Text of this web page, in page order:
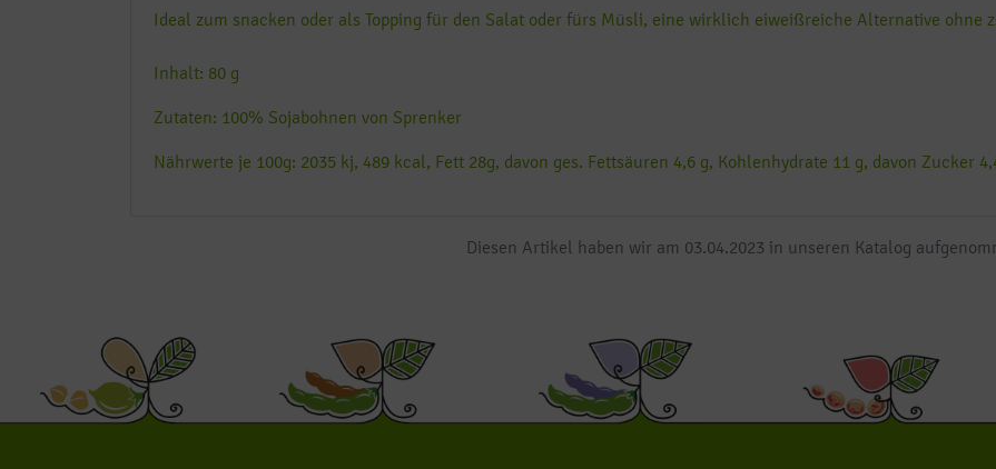
Ideal zum snacken oder als Topping für den Salat oder fürs Müsli, eine wirklich eiweißreiche Alternative ohne
Inhalt: 80 g
Zutaten: 100% Sojabohnen von Sprenker
Nährwerte je 100g: 2035 kj, 489 kcal, Fett 28g, davon ges. Fettsäuren 4,6 g, Kohlenhydrate 11 g, davon Zucker
Diesen Artikel haben wir am 03.04.2023 in unseren Katalog